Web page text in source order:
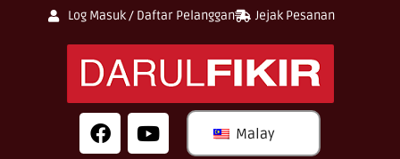
Log Masuk / Daftar Pelanggan Jejak Pesanan
Malay